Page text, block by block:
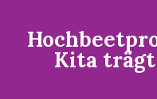
Kita